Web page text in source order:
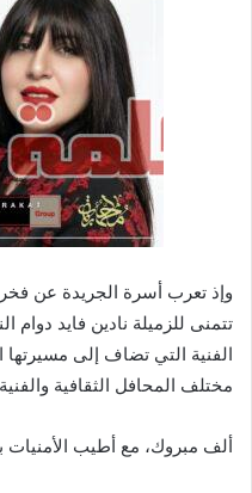
وإذ تعرب أسرة الجريدة عن فخرها
تتمنى للزميلة نادين فايد دوام
الفنية التي تضاف إلى مسيرتها
مختلف المحافل الثقافية
ألف مبروك، مع أطيب الأمنيات